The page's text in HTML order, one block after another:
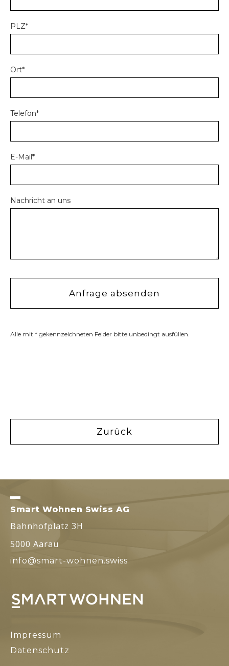
PLZ*
Ort*
Telefon*
E-Mail*
Nachricht an uns
Alle mit * gekennzeichneten Felder bitte unbedingt ausfüllen.
Zurück
_
Smart Wohnen Swiss AG
Bahnhofplatz 3H
5000 Aarau
info@smart-wohnen.swiss
Impressum
Datenschutz